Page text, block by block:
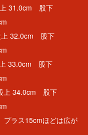
31.0cm 股下
32.0cm 股下
33.0cm 股下
上 34.0cm 股下
プラス15cmほどは広が